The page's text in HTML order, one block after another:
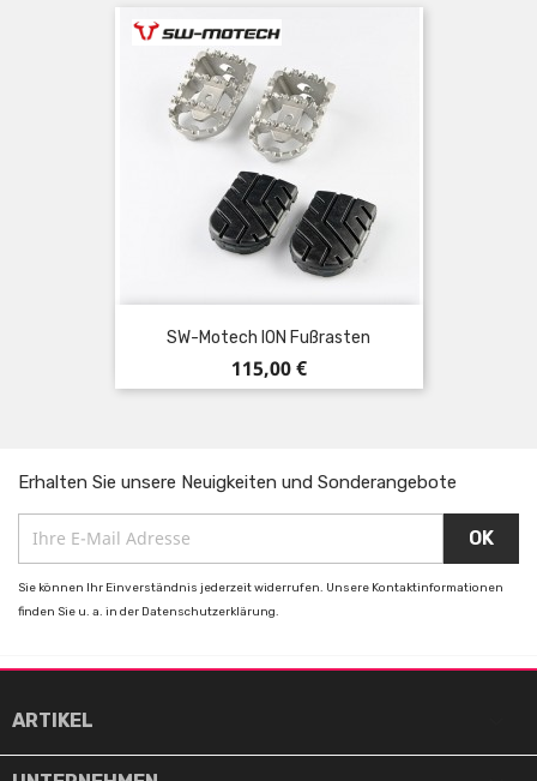
SW-Motech ION Fußrasten
Preis
115,00 €
Erhalten Sie unsere Neuigkeiten und Sonderangebote
Sie können Ihr Einverständnis jederzeit widerrufen. Unsere Kontaktinformationen
finden Sie u. a. in der Datenschutzerklärung.
ARTIKEL